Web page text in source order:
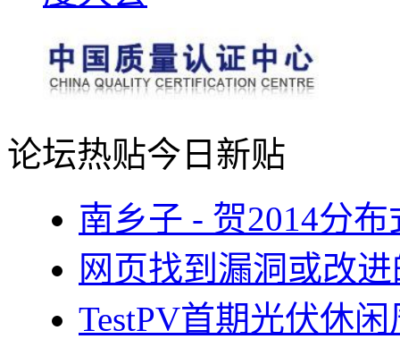
论坛热贴今日新贴
南乡子 - 贺2014分
网页找到漏洞或改
TestPV首期光伏休